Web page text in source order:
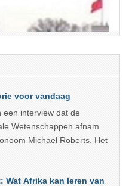
voor vandaag
een interview dat de
Wetenschappen afnam
Michael Roberts. Het
Wat Afrika kan leren van